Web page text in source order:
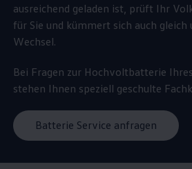
ausreichend geladen ist, prüft Ihr
für Sie und kümmert sich auch gleich
Wechsel.
Bei Fragen zur Hochvoltbatterie
stehen Ihnen speziell geschulte
Batterie Service anfragen